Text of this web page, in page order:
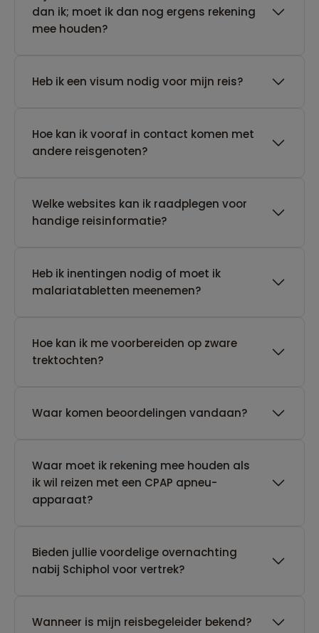
dan ik; moet ik dan nog ergens rekening
mee houden?
Heb ik een visum nodig voor mijn reis?
Hoe kan ik vooraf in contact komen met
andere reisgenoten?
Welke websites kan ik raadplegen voor
handige reisinformatie?
Heb ik inentingen nodig of moet ik
malariatabletten meenemen?
Hoe kan ik me voorbereiden op zware
trektochten?
Waar komen beoordelingen vandaan?
Waar moet ik rekening mee houden als
ik wil reizen met een CPAP apneu-
apparaat?
Bieden jullie voordelige overnachting
nabij Schiphol voor vertrek?
Wanneer is mijn reisbegeleider bekend?